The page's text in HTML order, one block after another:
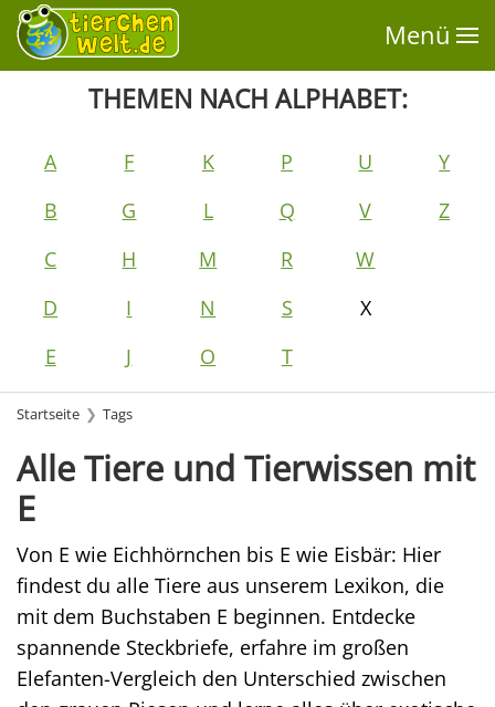
Menü
THEMEN NACH ALPHABET:
A
B
C
D
E
F
G
H
I
J
K
L
M
N
O
P
Q
R
S
T
U
V
W
X
Y
Z
Startseite Tags
Alle Tiere und Tierwissen mit
E
Von E wie Eichhörnchen bis E wie Eisbär: Hier
findest du alle Tiere aus unserem Lexikon, die
mit dem Buchstaben E beginnen. Entdecke
spannende Steckbriefe, erfahre im großen
Elefanten-Vergleich den Unterschied zwischen